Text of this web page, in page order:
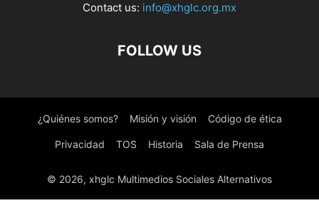
Contact us: info@xhglc.org.mx
FOLLOW US
¿Quiénes somos? Misión y visión Código de ética
Privacidad TOS Historia Sala de Prensa
© 2026, xhglc Multimedios Sociales Alternativos